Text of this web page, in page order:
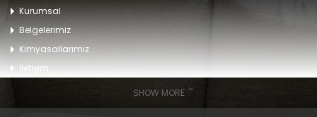
Kurumsal
Belgelerimiz
Kimyasallarımız
İletişim
SHOW MORE